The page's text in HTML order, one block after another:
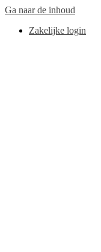
Ga naar de inhoud
Zakelijke login